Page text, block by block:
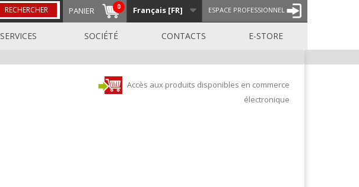
ESPACE PROFESSIONNEL
Français [FR]
PANIER 0
RECHERCHER
SERVICES SOCIÉTÉ CONTACTS E-STORE
Accès aux produits disponibles en commerce
électronique